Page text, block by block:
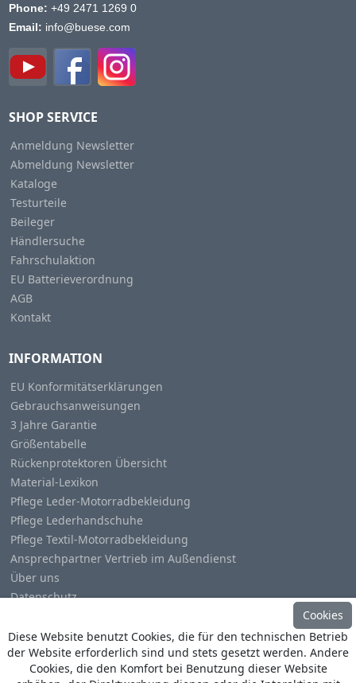
Phone: +49 2471 1269 0
Email: info@buese.com
SHOP SERVICE
Anmeldung Newsletter
Abmeldung Newsletter
Kataloge
Testurteile
Beileger
Händlersuche
Fahrschulaktion
EU Batterieverordnung
AGB
Kontakt
INFORMATION
EU Konformitätserklärungen
Gebrauchsanweisungen
3 Jahre Garantie
Größentabelle
Rückenprotektoren Übersicht
Material-Lexikon
Pflege Leder-Motorradbekleidung
Pflege Lederhandschuhe
Pflege Textil-Motorradbekleidung
Ansprechpartner Vertrieb im Außendienst
Über uns
Datenschutz
Cookies
Diese Website benutzt Cookies, die für den technischen Betrieb
der Website erforderlich sind und stets gesetzt werden. Andere
Cookies, die den Komfort bei Benutzung dieser Website